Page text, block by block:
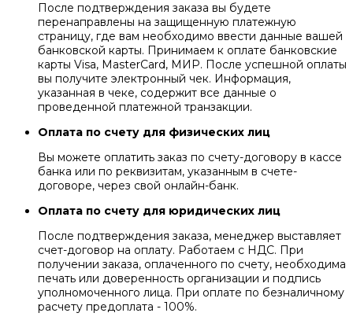
После подтверждения заказа вы будете
перенаправлены на защищенную платежную
страницу, где вам необходимо ввести данные вашей
банковской карты. Принимаем к оплате банковские
карты Visa, MasterCard, МИР. После успешной оплаты
вы получите электронный чек. Информация,
указанная в чеке, содержит все данные о
проведенной платежной транзакции.
Оплата по счету для физических лиц
Вы можете оплатить заказ по счету-договору в кассе
банка или по реквизитам, указанным в счете-
договоре, через свой онлайн-банк.
Оплата по счету для юридических лиц
После подтверждения заказа, менеджер выставляет
счет-договор на оплату. Работаем с НДС. При
получении заказа, оплаченного по счету, необходима
печать или доверенность организации и подпись
уполномоченного лица. При оплате по безналичному
расчету предоплата - 100%.